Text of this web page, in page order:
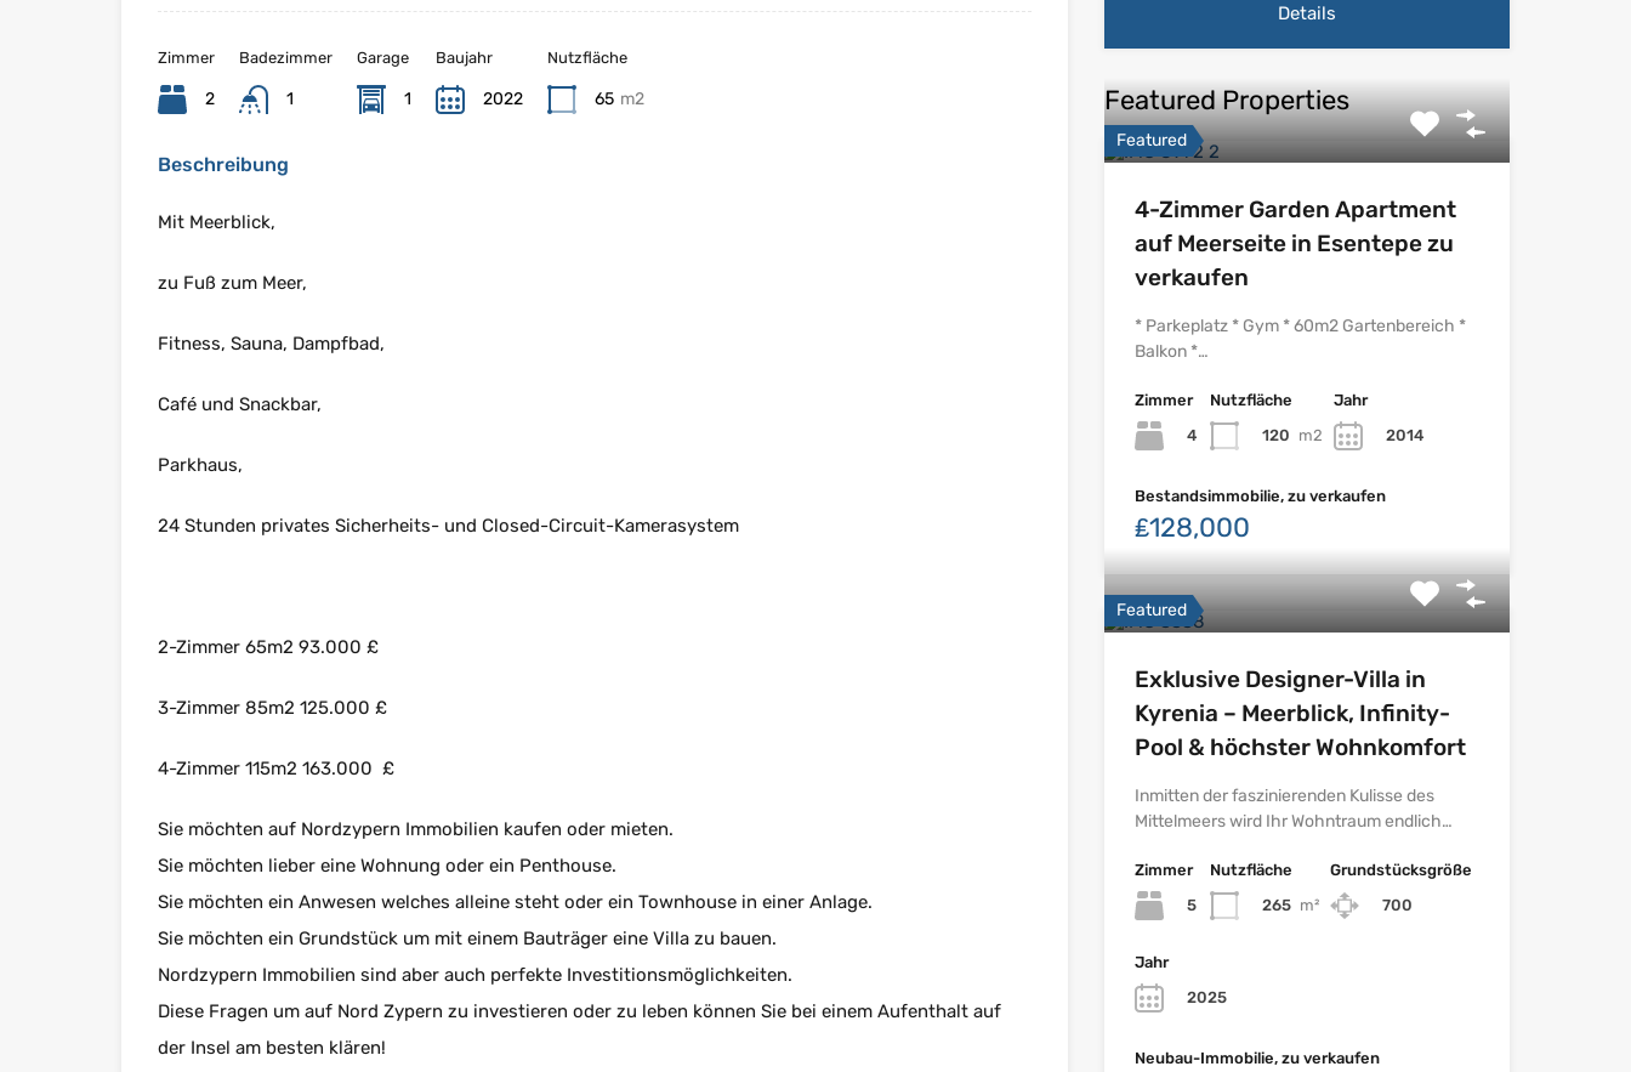
Zimmer
2
Badezimmer
1
Garage
1
Baujahr
2022
Nutzfläche
65 m2
Beschreibung
Mit Meerblick,
zu Fuß zum Meer,
Fitness, Sauna, Dampfbad,
Café und Snackbar,
Parkhaus,
24 Stunden privates Sicherheits- und Closed-Circuit-Kamerasystem
2-Zimmer 65m2 93.000 £
3-Zimmer 85m2 125.000 £
4-Zimmer 115m2 163.000 £
Sie möchten auf Nordzypern Immobilien kaufen oder mieten.
Sie möchten lieber eine Wohnung oder ein Penthouse.
Sie möchten ein Anwesen welches alleine steht oder ein Townhouse in einer Anlage.
Sie möchten ein Grundstück um mit einem Bauträger eine Villa zu bauen.
Nordzypern Immobilien sind aber auch perfekte Investitionsmöglichkeiten.
Diese Fragen um auf Nord Zypern zu investieren oder zu leben können Sie bei einem Aufenthalt auf
der Insel am besten klären!
Details
Featured Properties
Featured
4-Zimmer Garden Apartment
auf Meerseite in Esentepe zu
verkaufen
* Parkeplatz * Gym * 60m2 Gartenbereich *
Balkon *…
Zimmer
4
Nutzfläche
120 m2
Jahr
2014
Bestandsimmobilie, zu verkaufen
₤128,000
Featured
Exklusive Designer-Villa in
Kyrenia – Meerblick, Infinity-
Pool & höchster Wohnkomfort
Inmitten der faszinierenden Kulisse des
Mittelmeers wird Ihr Wohntraum endlich…
Zimmer
5
Nutzfläche
265 m²
Grundstücksgröße
700
Jahr
2025
Neubau-Immobilie, zu verkaufen